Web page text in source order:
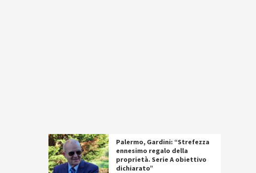
Palermo, Gardini: “Strefezza
ennesimo regalo della
proprietà. Serie A obiettivo
dichiarato”